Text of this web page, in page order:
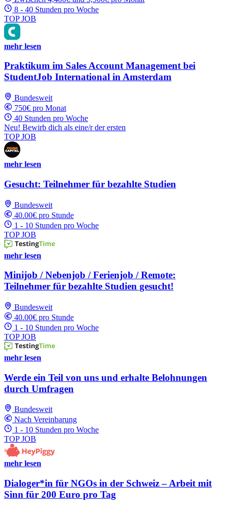
8 - 40 Stunden pro Woche
TOP JOB
mehr lesen
Praktikum im Sales Account Management bei
StudentJob International in Amsterdam
Bundesweit
750€ pro Monat
40 Stunden pro Woche
Neu! Bewirb dich als eine/r der ersten
TOP JOB
mehr lesen
Gesucht: Teilnehmer für bezahlte Studien
Bundesweit
40.00€ pro Stunde
1 - 10 Stunden pro Woche
TOP JOB
mehr lesen
Minijob / Nebenjob / Ferienjob / Remote:
Teilnehmer für bezahlte Studien gesucht!
Bundesweit
40.00€ pro Stunde
1 - 10 Stunden pro Woche
TOP JOB
mehr lesen
Werde ein Teil von uns und erhalte Belohnungen
durch Umfragen
Bundesweit
Nach Vereinbarung
1 - 10 Stunden pro Woche
TOP JOB
mehr lesen
Dialoger*in für NGOs in der Schweiz – Arbeit mit
Sinn für 200 Euro pro Tag